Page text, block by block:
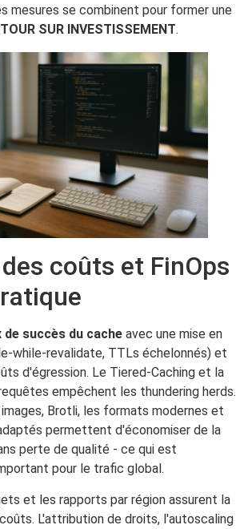
mesures se combinent pour former une
SUR INVESTISSEMENT.
coûts et FinOps
de succès du cache avec une mise en
while-revalidate, TTLs échelonnés) et
d'égression. Le Tiered-Caching et la
empêchent les thundering herds.
Brotli, les formats modernes et
permettent d'économiser de la
perte de qualité - ce qui est
pour le trafic global.
et les rapports par région assurent la
L'attribution de droits, l'autoscaling